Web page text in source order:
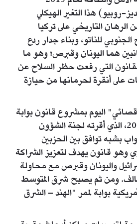
روبيو) هذا التغير الهيكلي
الرهان التاريخي على تركيا
للناتو، وبناء جدار ردع
هما اليونان وقبرص؛ وهو ما
التي رفعت حظر السلاح عن
أنقرة لحرمانها من حيازة
اليوم بمشروع قانون بوابة
شرق المتوسط لعام 2026، الذي أقرته لجنة الشؤون
بشبه توافق بين الحزبين
وهو قانون يهدف لتعزيز الشراكة
واليونان وقبرص مع محاولة
ومن ثم يصبح شرق المتوسط
بوابة لممر "الهند – الشرق